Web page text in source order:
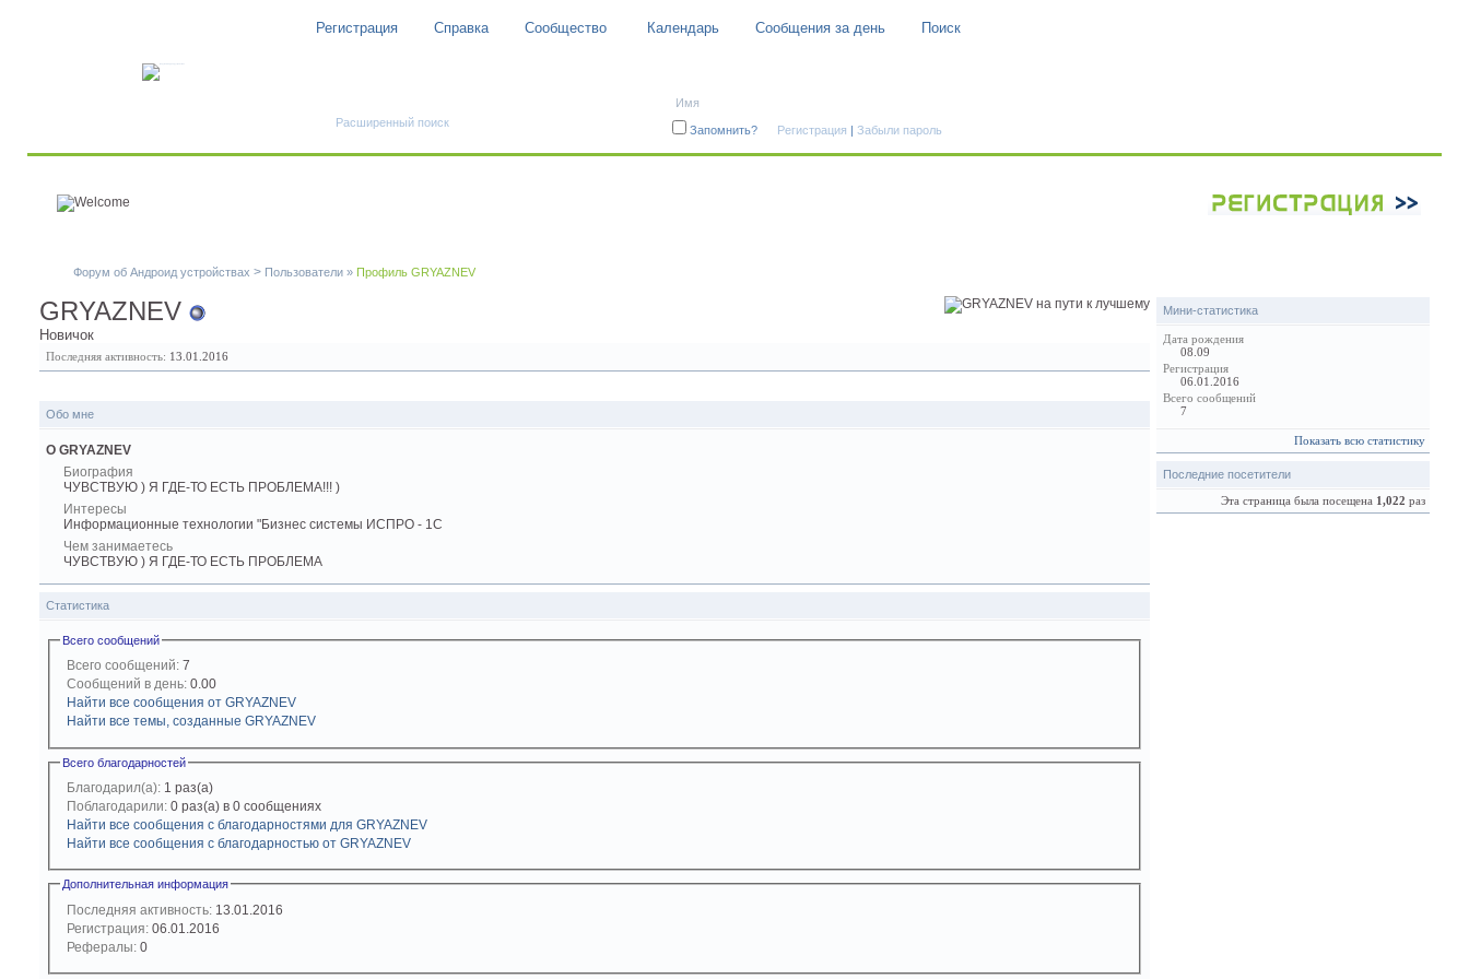
Регистрация Справка Сообщество Календарь Сообщения за день Поиск
Расширенный поиск
Запомнить? Регистрация | Забыли пароль
Форум об Андроид устройствах > Пользователи » Профиль GRYAZNEV
GRYAZNEV
Новичок
Последняя активность: 13.01.2016
Обо мне
О GRYAZNEV
Биография
ЧУВСТВУЮ ) Я ГДЕ-ТО ЕСТЬ ПРОБЛЕМА!!! )
Интересы
Информационные технологии "Бизнес системы ИСПРО - 1С
Чем занимаетесь
ЧУВСТВУЮ ) Я ГДЕ-ТО ЕСТЬ ПРОБЛЕМА
Статистика
Всего сообщений
Всего сообщений: 7
Сообщений в день: 0.00
Найти все сообщения от GRYAZNEV
Найти все темы, созданные GRYAZNEV
Всего благодарностей
Благодарил(а): 1 раз(а)
Поблагодарили: 0 раз(а) в 0 сообщениях
Найти все сообщения с благодарностями для GRYAZNEV
Найти все сообщения с благодарностью от GRYAZNEV
Дополнительная информация
Последняя активность: 13.01.2016
Регистрация: 06.01.2016
Рефералы: 0
Мини-статистика
Дата рождения
08.09
Регистрация
06.01.2016
Всего сообщений
7
Показать всю статистику
Последние посетители
Эта страница была посещена 1,022 раз